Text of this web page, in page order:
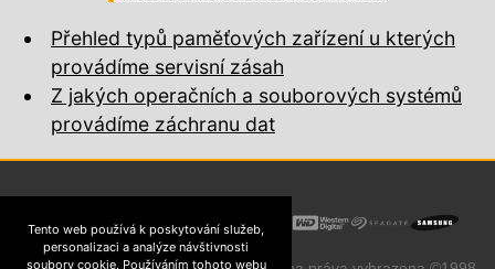
Tento web používá k poskytování služeb,
personalizaci a analýze návštivnosti
soubory cookie. Používáním tohoto webu
Přehled typů paměťových zařízení u kterých
provádíme servisní zásah
Z jakých operačních a souborových systémů
provádíme záchranu dat